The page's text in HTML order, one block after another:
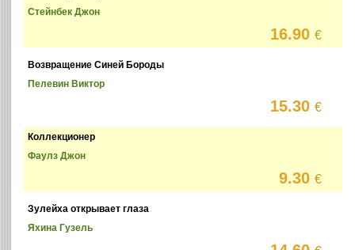
Стейнбек Джон
16.90€
Возвращение Синей Бороды
Пелевин Виктор
15.30€
Коллекционер
Фаулз Джон
9.30€
Зулейха открывает глаза
Яхина Гузель